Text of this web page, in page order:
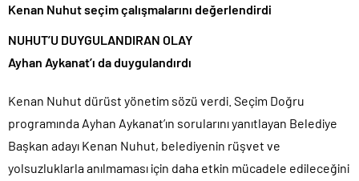
Kenan Nuhut seçim çalışmalarını değerlendirdi
NUHUT’U DUYGULANDIRAN OLAY
Ayhan Aykanat’ı da duygulandırdı
Kenan Nuhut dürüst yönetim sözü verdi. Seçim Doğru
programında Ayhan Aykanat’ın sorularını yanıtlayan Belediye
Başkan adayı Kenan Nuhut, belediyenin rüşvet ve
yolsuzluklarla anılmaması için daha etkin mücadele edileceğini